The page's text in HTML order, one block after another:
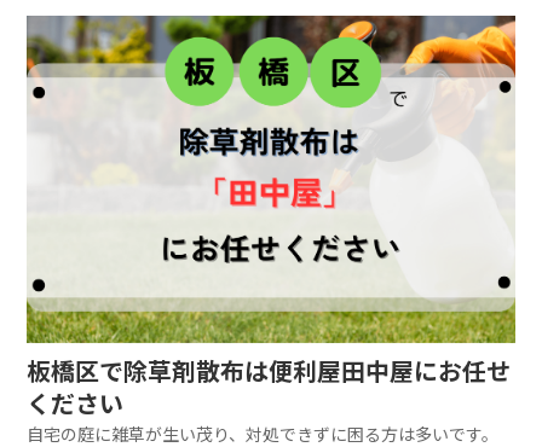
害虫が発生したりと、トラブルにつながります。ただし、知識
が不十分な業...
板橋区で除草剤散布は便利屋田中屋にお任せ
ください
自宅の庭に雑草が生い茂り、対処できずに困る方は多いです。